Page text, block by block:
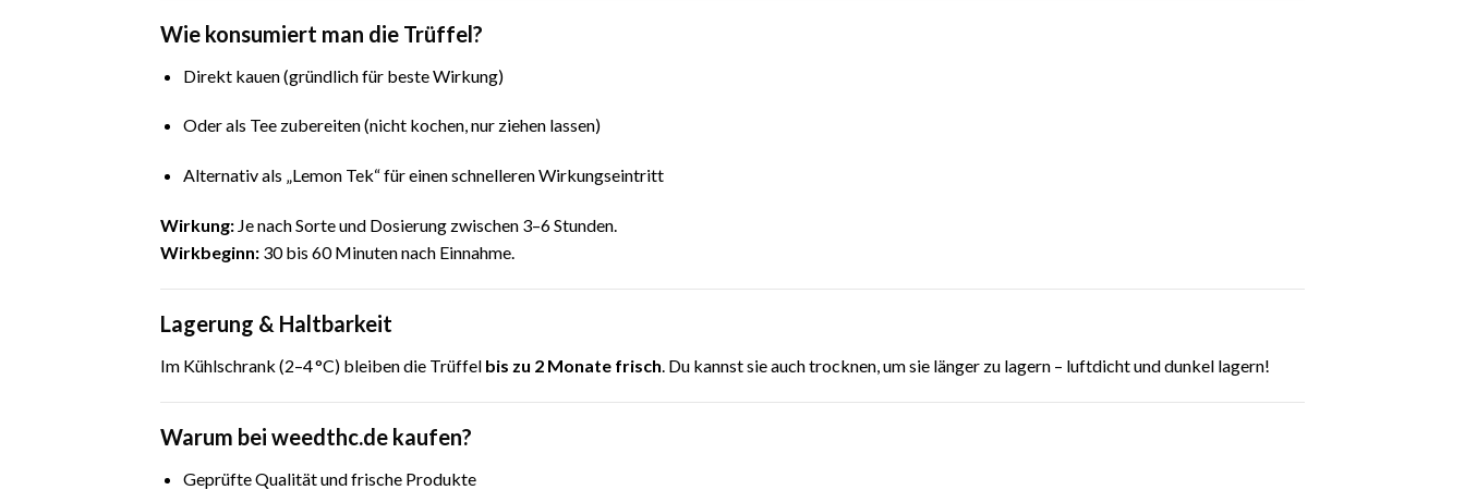
Wie konsumiert man die Trüffel?
Direkt kauen (gründlich für beste Wirkung)
Oder als Tee zubereiten (nicht kochen, nur ziehen lassen)
Alternativ als „Lemon Tek“ für einen schnelleren Wirkungseintritt
Wirkung: Je nach Sorte und Dosierung zwischen 3–6 Stunden.
Wirkbeginn: 30 bis 60 Minuten nach Einnahme.
Lagerung & Haltbarkeit
Im Kühlschrank (2–4 °C) bleiben die Trüffel bis zu 2 Monate frisch . Du kannst sie auch trocknen, um sie länger zu lagern – luftdicht und dunkel lagern!
Warum bei weedthc.de kaufen?
Geprüfte Qualität und frische Produkte